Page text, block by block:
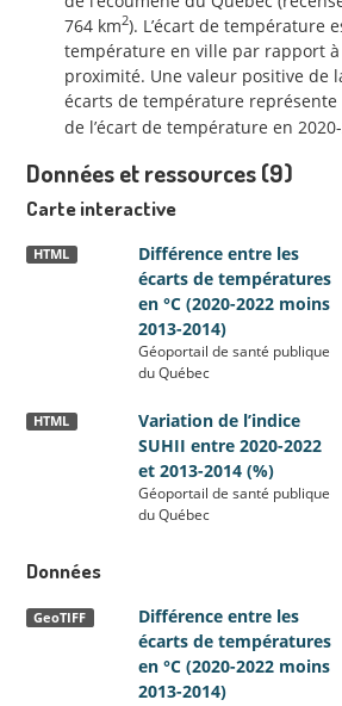
764 km2). L’écart de température
température en ville par rapport
proximité. Une valeur positive de
écarts de température
de l’écart de température en
Données et ressources (9)
Carte interactive
Différence entre les
écarts de températures
en °C (2020-2022 moins
2013-2014)
HTML
Géoportail de santé publique
du Québec
Variation de l’indice
SUHII entre 2020-2022
et 2013-2014 (%)
HTML
Géoportail de santé publique
du Québec
Données
Différence entre les
écarts de températures
en °C (2020-2022 moins
2013-2014)
GeoTIFF